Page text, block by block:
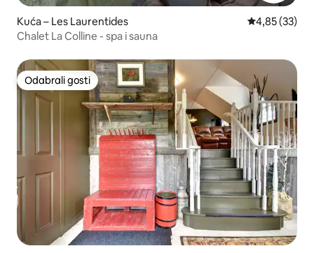
Kuća – Les Laurentides Prosječna
4,85 (33)
Chalet La Colline - spa i sauna
Odabrali gosti
Odabrali gosti